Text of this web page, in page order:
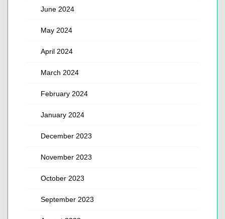
June 2024
May 2024
April 2024
March 2024
February 2024
January 2024
December 2023
November 2023
October 2023
September 2023